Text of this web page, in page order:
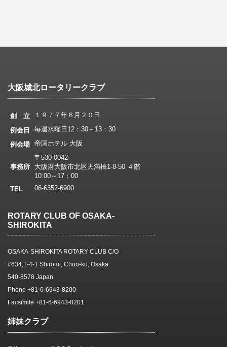
大阪城北ロータリークラブ
創 立
１９７７年６月２０日
例会日
毎週水曜日12：30～13：30
例会場 帝国ホテル 大阪
事務所
〒530-0042
大阪府大阪市北区天満橋1-8-50 ４階
10:00～17：00
TEL
06-6352-6900
ROTARY CLUB OF OSAKA-
SHIROKITA
OSAKA-SHIROKITA ROTARY CLUB C/O
#634,1-4-1 Shiromi, Chuo-ku, Osaka
540-8578 Japan
Phone +81-6-6943-8200
Facsimile +81-6-6943-8201
姉妹クラブ